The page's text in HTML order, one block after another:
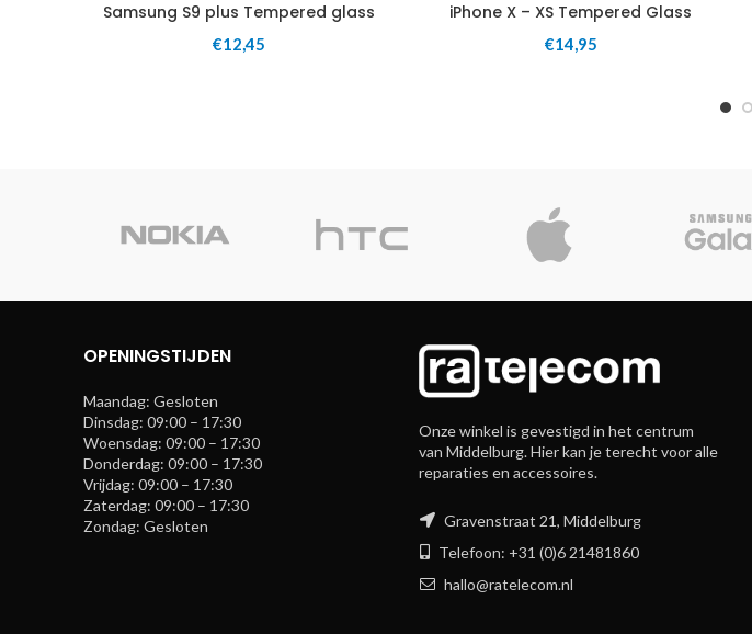
Samsung S9 plus Tempered glass
€12,45
iPhone X – XS Tempered Glass
€14,95
OPENINGSTIJDEN
Maandag: Gesloten
Dinsdag: 09:00 – 17:30
Woensdag: 09:00 – 17:30
Donderdag: 09:00 – 17:30
Vrijdag: 09:00 – 17:30
Zaterdag: 09:00 – 17:30
Zondag: Gesloten
Onze winkel is gevestigd in het centrum
van Middelburg. Hier kan je terecht voor alle
reparaties en accessoires.
Gravenstraat 21, Middelburg
Telefoon: +31 (0)6 21481860
hallo@ratelecom.nl